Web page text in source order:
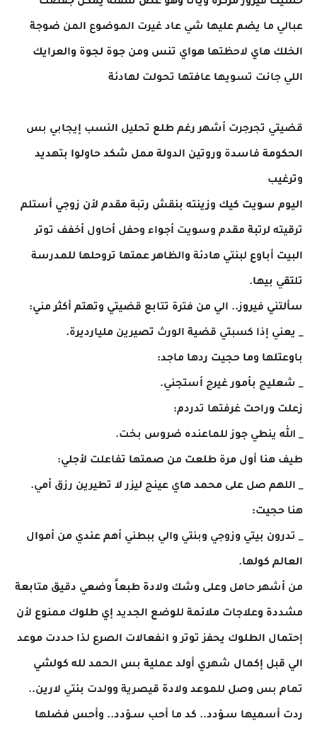
عبالي ما يضم عليها شي عاد غيرت الموضوع المن ضوجة
الخلك هاي لاحظتها هواي تنس ومن جوة لجوة والعرايك
اللي جانت تسويها عافتها تحولت لهادئة
قضيتي تجرجرت أشهر رغم طلع تحليل النسب إيجابي بس
الحكومة فاسدة وروتين الدولة ممل شكد حاولوا بتهديد
وترغيب
اليوم سويت كيك وزينته بنقش رتبة مقدم لأن زوجي أستلم
ترقيته لرتبة مقدم وسويت أجواء وحفل أحاول أخفف توتر
البيت أباوع لبنتي هادئة والظاهر عمتها تروحلها للمدرسة
تلتقي بيها.
سألتني فيروز.. الي من فترة تتابع قضيتي وتهتم أكثر مني:
_ يعني إذا كسبتي قضية الورث تصيرين مليارديرة.
باوعتلها وما حجيت ردها ماجد:
_ شعليج بأمور غيرج أستجني.
زعلت وراحت غرفتها تدردم:
_ الله ينطي جوز للماعنده ضروس بخت.
طيف هنا أول مرة طلعت من صمتها تفاعلت لأجلي:
_ اللهم صل على محمد هاي عينج ليزر لا تطيرين رزق أمي.
هنا حجيت:
_ تدرون بيتي وزوجي وبنتي والي ببطني أهم عندي من أموال
العالم كولها.
من أشهر حامل وعلى وشك ولادة طبعاً وضعي دقيق متابعة
مشددة وعلاجات ملائمة للوضع الجديد إي طلوك ممنوع لأن
إحتمال الطلوك يحفز توتر و انفعالات الصرع لذا حددت موعد
الي قبل إكمال شهري أولد عملية بس الحمد لله كولشي
تمام بس وصل للموعد ولادة قيصرية وولدت بنتي لارين..
ردت أسميها سـؤدد.. كد ما أحب سـؤدد.. وأحس فضلها